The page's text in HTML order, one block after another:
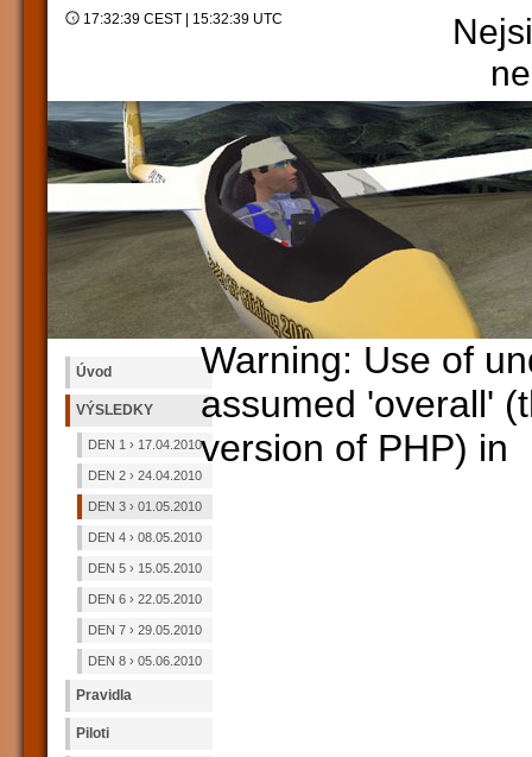
17:32:39 CEST | 15:32:39 UTC
Úvod
VÝSLEDKY
DEN 1 › 17.04.2010
DEN 2 › 24.04.2010
DEN 3 › 01.05.2010
DEN 4 › 08.05.2010
DEN 5 › 15.05.2010
DEN 6 › 22.05.2010
DEN 7 › 29.05.2010
DEN 8 › 05.06.2010
Pravidla
Piloti
Warning: Use of
assumed 'overall'
version of PHP) in